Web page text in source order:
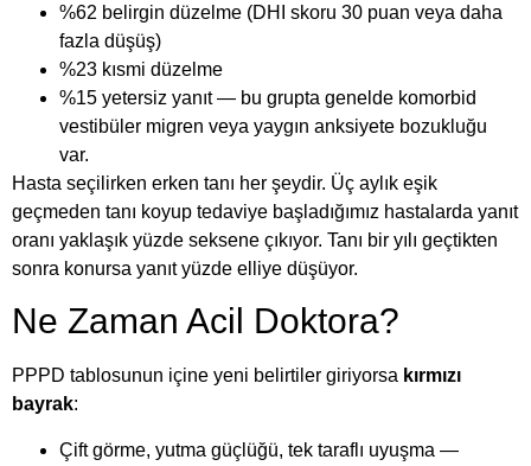
%62 belirgin düzelme (DHI skoru 30 puan veya daha
fazla düşüş)
%23 kısmi düzelme
%15 yetersiz yanıt — bu grupta genelde komorbid
vestibüler migren veya yaygın anksiyete bozukluğu
var.
Hasta seçilirken erken tanı her şeydir. Üç aylık eşik
geçmeden tanı koyup tedaviye başladığımız hastalarda yanıt
oranı yaklaşık yüzde seksene çıkıyor. Tanı bir yılı geçtikten
sonra konursa yanıt yüzde elliye düşüyor.
Ne Zaman Acil Doktora?
PPPD tablosunun içine yeni belirtiler giriyorsa kırmızı
bayrak:
Çift görme, yutma güçlüğü, tek taraflı uyuşma —